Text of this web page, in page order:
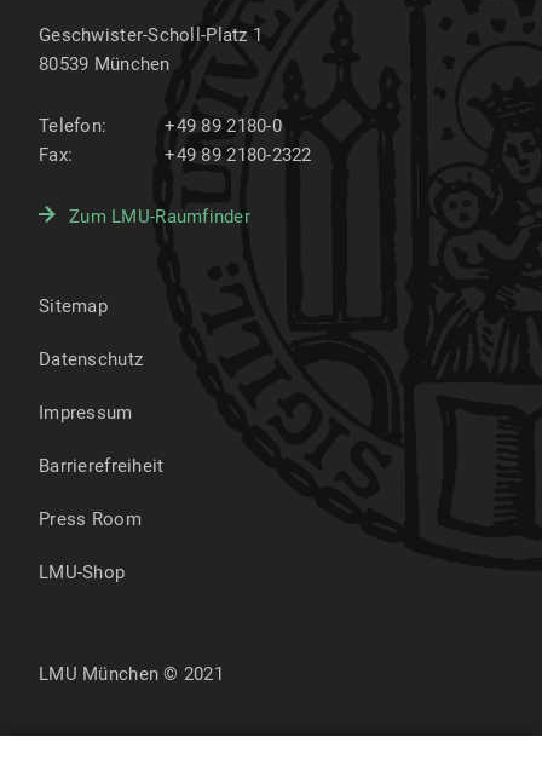
Geschwister-Scholl-Platz 1
80539 München
Telefon:
+49 89 2180-0
Fax:
+49 89 2180-2322
Zum LMU-Raumfinder
Sitemap
Datenschutz
Impressum
Barrierefreiheit
Press Room
LMU-Shop
LMU München © 2021